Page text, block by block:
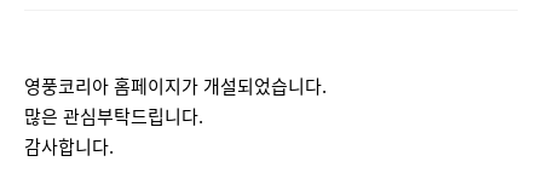
영풍코리아 홈페이지가 개설되었습니다.
많은 관심부탁드립니다.
감사합니다.